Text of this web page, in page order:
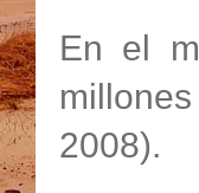
En el
2008).